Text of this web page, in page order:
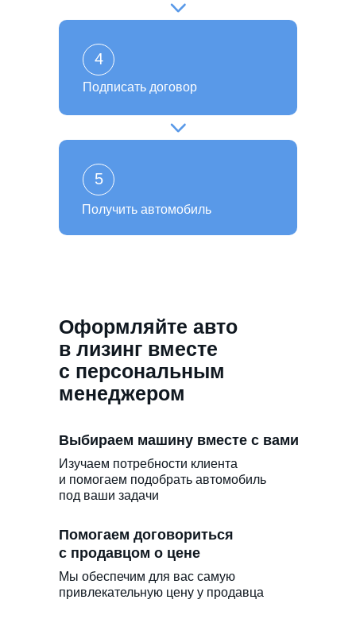
Получить автомобиль
5
Подписать договор
4
Помогаем договориться
с продавцом о цене
Мы обеспечим для вас самую
привлекательную цену у продавца
Выбираем машину вместе с вами
Изучаем потребности клиента
и помогаем подобрать автомобиль
под ваши задачи
Оформляйте авто
в лизинг вместе
с персональным
менеджером